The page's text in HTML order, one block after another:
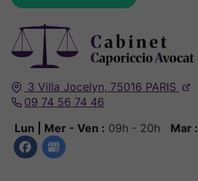
3 Villa Jocelyn, 75016 PARIS
09 74 56 74 46
Lun | Mer - Ven : 09h - 20h Mar :